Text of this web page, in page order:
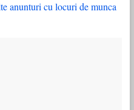
anunturi cu locuri de munca